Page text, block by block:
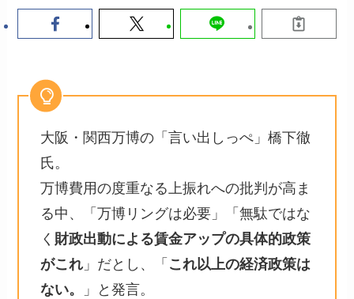
大阪・関西万博の「言い出しっぺ」橋下徹
氏。
万博費用の度重なる上振れへの批判が高ま
る中、「万博リングは必要」「無駄ではな
く 財政出動による賃金アップの具体的政策
がこれ 」だとし、「 これ以上の経済政策は
ない。
」と発言。